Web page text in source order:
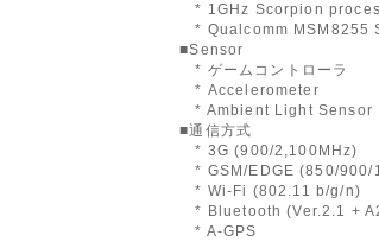
* 1GHz Scorpion
* Qualcomm MSM8255
■Sensor
* ゲームコントローラ
* Accelerometer
* Ambient Light Sensor
■通信方式
* 3G (900/2,100MHz)
* GSM/EDGE (850/900/
* Wi-Fi (802.11 b/g/n)
* Bluetooth (Ver.2.1 +
* A-GPS